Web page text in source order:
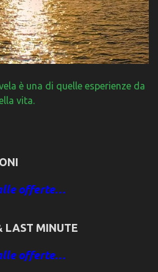
è una di quelle esperienze da
vita.
offerte…
LAST MINUTE
offerte…